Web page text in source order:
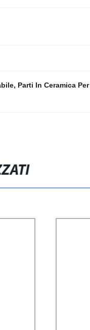
, Parti In Ceramica